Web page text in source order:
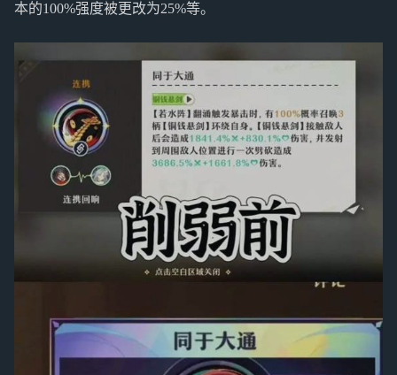
本的100%强度被更改为25%等。